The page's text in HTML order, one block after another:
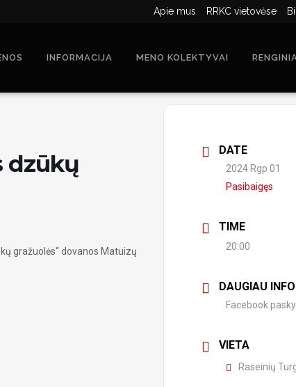
Apie mus RRKC vietovėse
INFORMACIJA MENO KOLEKTYVAI
dzūkų
gražuolės“ dovanos Matuizų
DATE
2024 Rgp 01
Pasibaigęs
TIME
20:00
DAUGIAU
Facebook
VIETA
Raseinių